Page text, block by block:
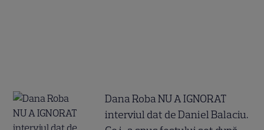
Dana Roba NU A IGNORAT
interviul dat de Daniel Balaciu.